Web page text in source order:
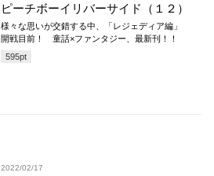
ピーチボーイリバーサイド（１２）
様々な思いが交錯する中、「レジェディア編」
開戦目前！ 童話×ファンタジー、最新刊！！
595pt
2022/02/17